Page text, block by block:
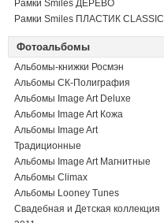
Рамки Smiles ДЕРЕВО
Рамки Smiles ПЛАСТИК CLASSIC
Фотоальбомы
Альбомы-книжки Росмэн
Альбомы СК-Полиграфия
Альбомы Image Art Deluxe
Альбомы Image Art Кожа
Альбомы Image Art
Традиционные
Альбомы Image Art Магнитные
Альбомы Climax
Альбомы Looney Tunes
Свадебная и Детская коллекция